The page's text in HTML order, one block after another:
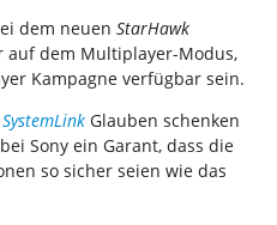
dem neuen StarHawk
auf dem Multiplayer-Modus,
Kampagne verfügbar sein.
SystemLink Glauben schenken
Sony ein Garant, dass die
so sicher seien wie das